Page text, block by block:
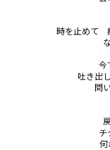
時を止めて
今
吐き出
問
チ
何